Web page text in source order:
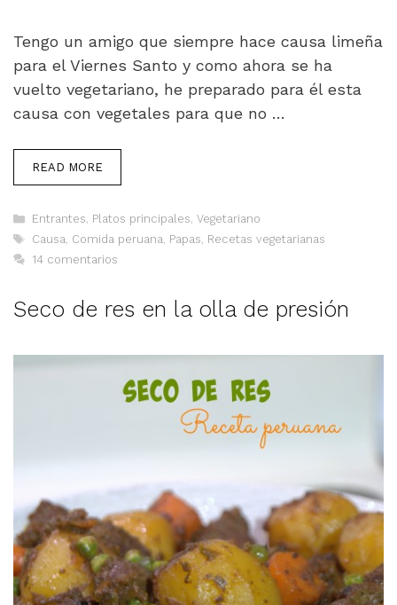
Tengo un amigo que siempre hace causa limeña
para el Viernes Santo y como ahora se ha
vuelto vegetariano, he preparado para él esta
causa con vegetales para que no …
READ MORE
Categorías
Entrantes, Platos principales, Vegetariano
Etiquetas
Causa, Comida peruana, Papas, Recetas vegetarianas
14 comentarios
Seco de res en la olla de presión